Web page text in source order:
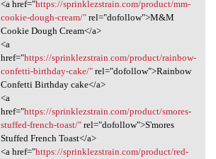
<a href="https://sprinklezstrain.com/product/mm-
cookie-dough-cream/"rel="dofollow">M&M
Cookie Dough Cream</a>
<a
href="https://sprinklezstrain.com/product/rainbow-
confetti-birthday-cake/"rel="dofollow">Rainbow
Confetti Birthday cake</a>
<a
href="https://sprinklezstrain.com/product/smores-
stuffed-french-toast/"rel="dofollow">S'mores
Stuffed French Toast</a>
<a href="https://sprinklezstrain.com/product/red-